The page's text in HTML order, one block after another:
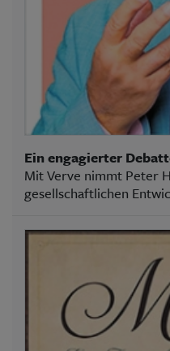
Ein engagierter
Mit Verve nimmt Peter
gesellschaftlichen